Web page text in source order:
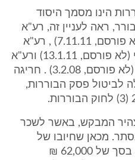
הינו מסמך היסוד
ראה לעניין זה, רע"א
256/10 גאידמק נ' טרוים (לא פורסם, 7.11.11) , רע"א
8078/10 אלרום נ' קונפורטי (לא פורסם, 13.1.11) ורע"א
8747/07 אפלבוים נ' דניאל (לא פורסם, 3.2.08) . חריגה
לביטול פסק הבוררות,
בסעיף 15.4 לתצהיר המבקש, באשר לשכר
מכאן שחיובו של
המבקש, בהוצאות הבוררות, בסך של 62,000 ₪